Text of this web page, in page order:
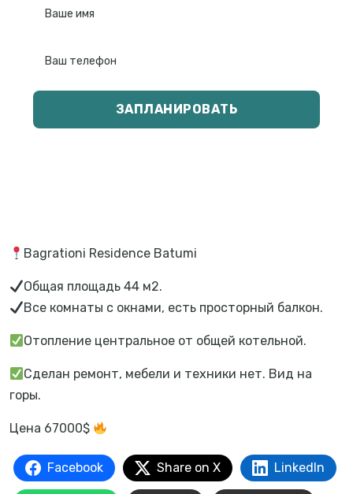
ЗАПЛАНИРОВАТЬ
Bagrationi Residence Batumi
Общая площадь 44 м2.
Все комнаты с окнами, есть просторный балкон.
Отопление центральное от общей котельной.
Сделан ремонт, мебели и техники нет. Вид на
горы.
Цена 67000$
Facebook Share on X LinkedIn